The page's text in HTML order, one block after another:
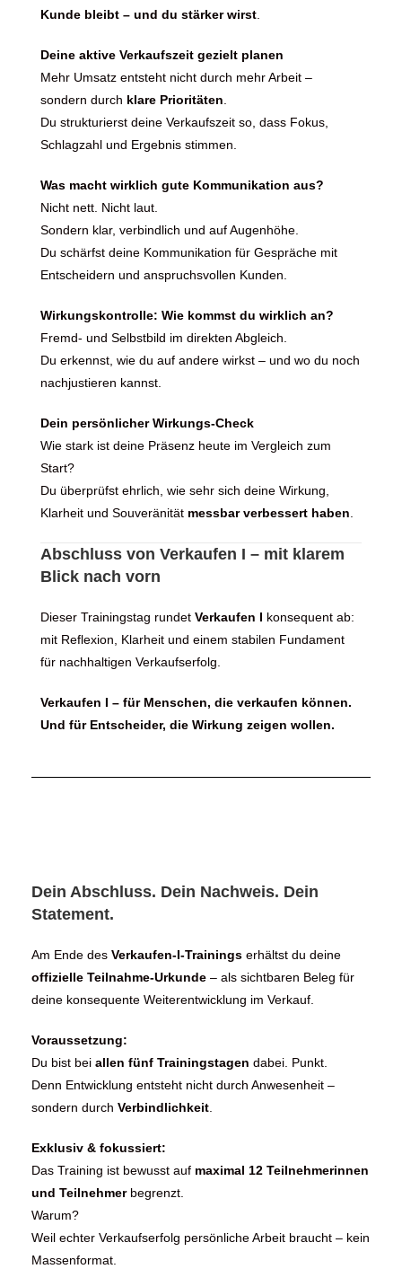
Kunde bleibt – und du stärker wirst
Deine aktive Verkaufszeit gezielt planen
Mehr Umsatz entsteht nicht durch mehr Arbeit –
sondern durch klare Prioritäten
Du strukturierst deine Verkaufszeit so, dass Fokus,
Schlagzahl und Ergebnis stimmen.
Was macht wirklich gute Kommunikation aus?
Nicht nett. Nicht laut.
Sondern klar, verbindlich und auf Augenhöhe.
Du schärfst deine Kommunikation für Gespräche mit
Entscheidern und anspruchsvollen Kunden.
Wirkungskontrolle: Wie kommst du wirklich an?
Fremd- und Selbstbild im direkten Abgleich.
Du erkennst, wie du auf andere wirkst – und wo du noch
nachjustieren kannst.
Dein persönlicher Wirkungs-Check
Wie stark ist deine Präsenz heute im Vergleich zum
Start?
Du überprüfst ehrlich, wie sehr sich deine Wirkung,
Klarheit und Souveränität messbar verbessert haben
Abschluss von Verkaufen I – mit klarem
Blick nach vorn
Dieser Trainingstag rundet Verkaufen I konsequent ab:
mit Reflexion, Klarheit und einem stabilen Fundament
für nachhaltigen Verkaufserfolg.
Verkaufen I – für Menschen, die verkaufen können.
Und für Entscheider, die Wirkung zeigen wollen.
Dein Abschluss. Dein Nachweis. Dein
Statement.
Am Ende des Verkaufen-I-Trainings erhältst du deine
offizielle Teilnahme-Urkunde – als sichtbaren Beleg für
deine konsequente Weiterentwicklung im Verkauf.
Voraussetzung:
Du bist bei allen fünf Trainingstagen dabei. Punkt.
Denn Entwicklung entsteht nicht durch Anwesenheit –
sondern durch Verbindlichkeit
Exklusiv & fokussiert:
Das Training ist bewusst auf maximal 12 Teilnehmerinnen
und Teilnehmerbegrenzt.
Warum?
Weil echter Verkaufserfolg persönliche Arbeit braucht – kein
Massenformat.